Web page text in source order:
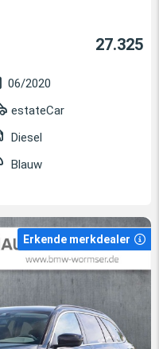
27.325
06/2020
estateCar
Diesel
Blauw
Erkende merkdealer